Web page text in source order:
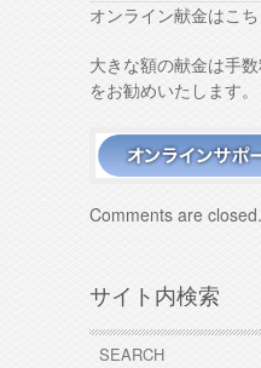
オンライン献金はこち
大きな額の献金は手
をお勧めいたします。
Comments are closed.
サイト内検索